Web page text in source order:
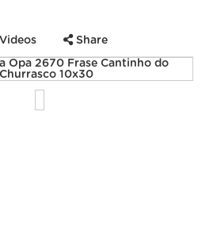
Videos Share